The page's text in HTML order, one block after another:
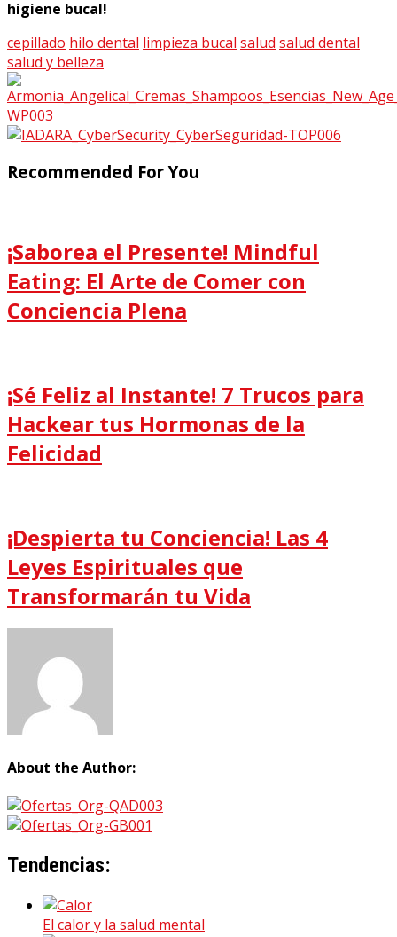
higiene bucal!
cepillado hilo dental limpieza bucal salud salud dental
salud y belleza
Recommended For You
¡Saborea el Presente! Mindful
Eating: El Arte de Comer con
Conciencia Plena
¡Sé Feliz al Instante! 7 Trucos para
Hackear tus Hormonas de la
Felicidad
¡Despierta tu Conciencia! Las 4
Leyes Espirituales que
Transformarán tu Vida
About the Author:
Tendencias:
El calor y la salud mental